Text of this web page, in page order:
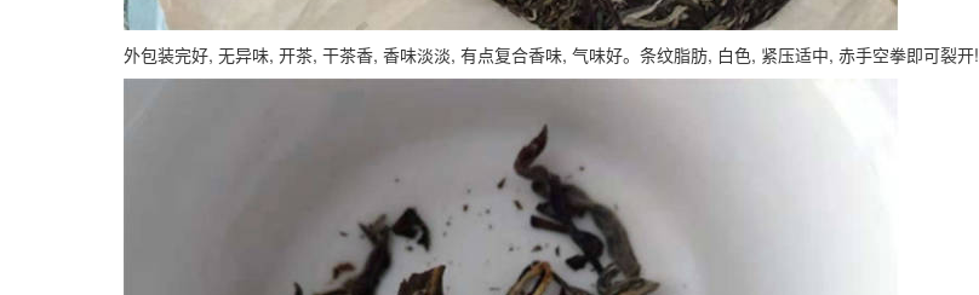
外包装完好, 无异味, 开茶, 干茶香, 香味淡淡, 有点复合香味, 气味好。条纹脂肪, 白色, 紧压适中, 赤手空拳即可裂开!